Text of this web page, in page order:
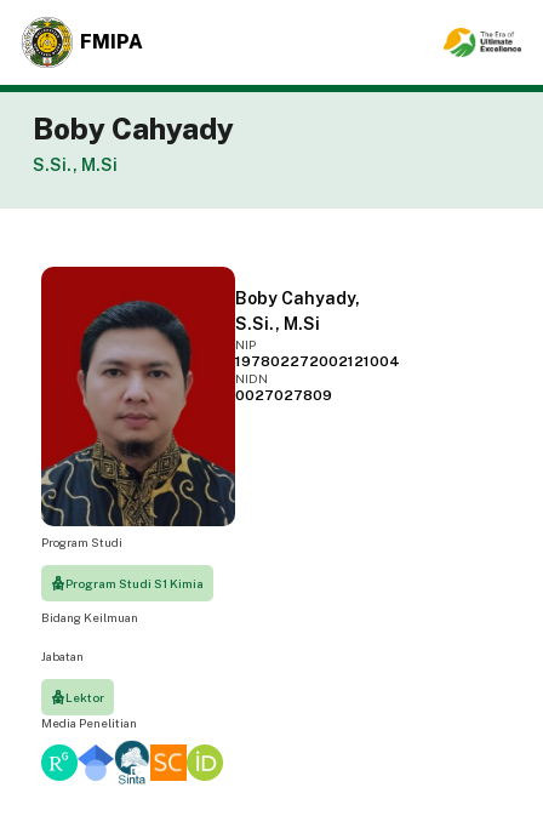
FMIPA
Boby Cahyady
S.Si., M.Si
Boby Cahyady,
S.Si., M.Si
NIP
197802272002121004
NIDN
0027027809
Program Studi
Program Studi S1 Kimia
Bidang Keilmuan
Jabatan
Lektor
Media Penelitian